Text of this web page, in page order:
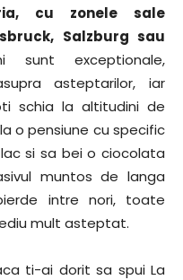
cu zonele sale
Salzburg sau
exceptionale,
asteptarilor, iar
schia la altitudini de
o pensiune cu specific
si sa bei o ciocolata
muntos de langa
intre nori, toate
mult asteptat.
ti-ai dorit sa spui La